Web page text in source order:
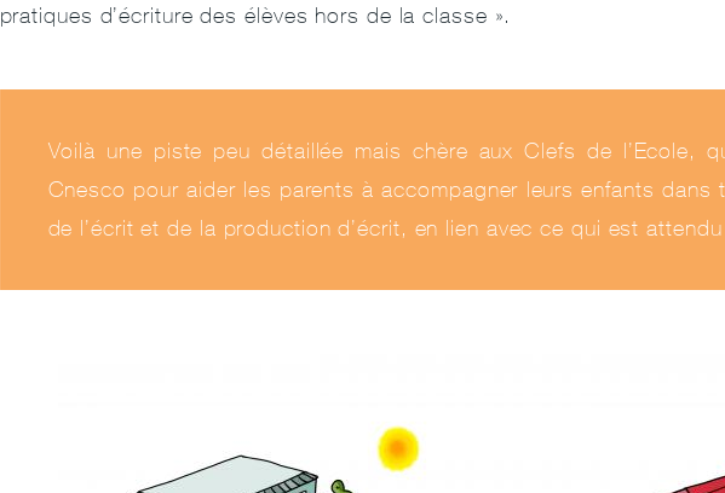
pratiques d’écriture des élèves hors de la classe ».
Voilà une piste peu détaillée mais chère aux Clefs de l’Ecole,
Cnesco pour aider les parents à accompagner leurs enfants dans
de l’écrit et de la production d’écrit, en lien avec ce qui est